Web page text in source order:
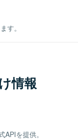
す。
情報
を提供。